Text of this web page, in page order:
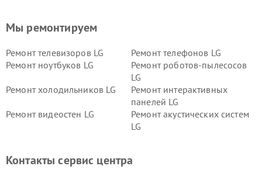
Мы ремонтируем
Ремонт телевизоров LG
Ремонт телефонов LG
Ремонт ноутбуков LG
Ремонт роботов-пылесосов
LG
Ремонт холодильников LG
Ремонт интерактивных
панелей LG
Ремонт видеостен LG
Ремонт акустических систем
LG
Ремонт морозильных камер
Ремонт вертикальных
Контакты сервис центра